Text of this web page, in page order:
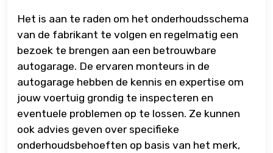
Het is aan te raden om het onderhoudsschema
van de fabrikant te volgen en regelmatig een
bezoek te brengen aan een betrouwbare
autogarage. De ervaren monteurs in de
autogarage hebben de kennis en expertise om
jouw voertuig grondig te inspecteren en
eventuele problemen op te lossen. Ze kunnen
ook advies geven over specifieke
onderhoudsbehoeften op basis van het merk,